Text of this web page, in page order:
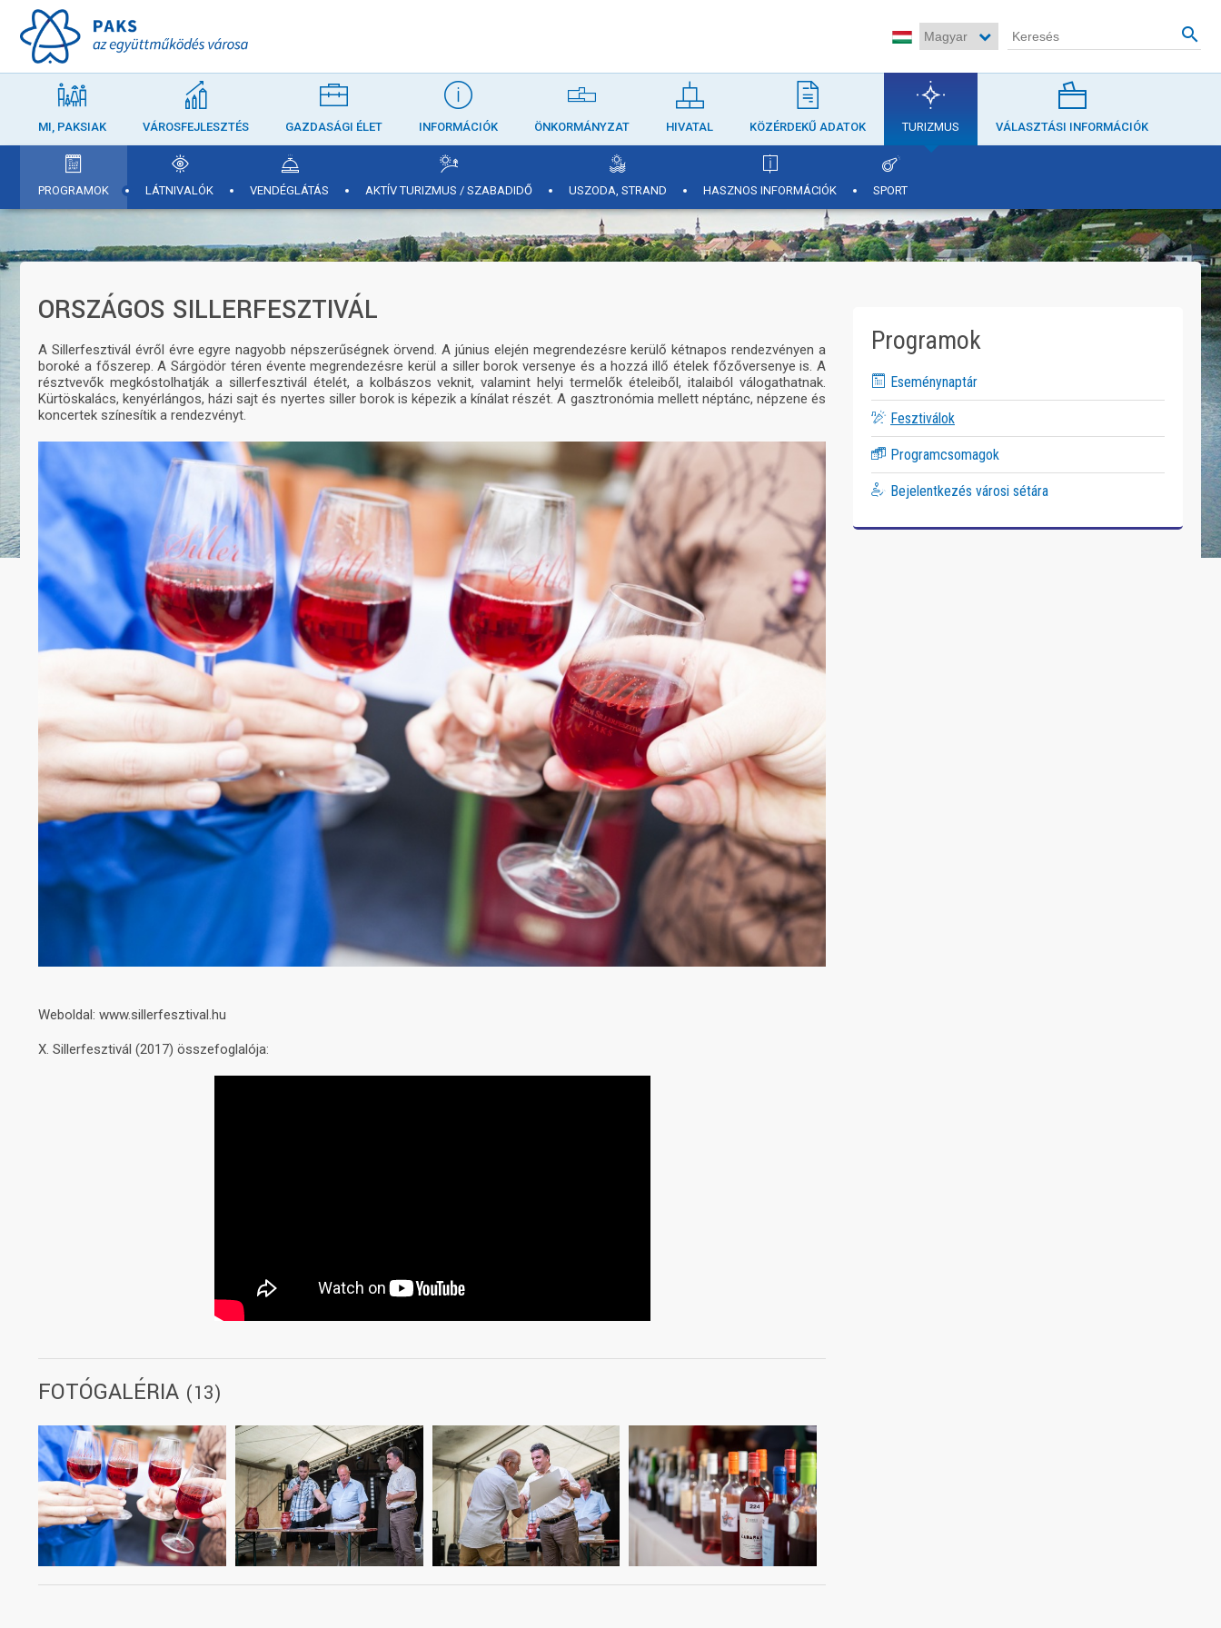
search
MI, PAKSIAK VÁROSFEJLESZTÉS GAZDASÁGI ÉLET INFORMÁCIÓK ÖNKORMÁNYZAT HIVATAL KÖZÉRDEKŰ ADATOK TURIZMUS VÁLASZTÁSI INFORMÁCIÓK
PROGRAMOK LÁTNIVALÓK VENDÉGLÁTÁS AKTÍV TURIZMUS / SZABADIDŐ USZODA, STRAND HASZNOS INFORMÁCIÓK SPORT
ORSZÁGOS SILLERFESZTIVÁL
A Sillerfesztivál évről évre egyre nagyobb népszerűségnek örvend. A június elején megrendezésre kerülő kétnapos rendezvényen a
boroké a főszerep. A Sárgödör téren évente megrendezésre kerül a siller borok versenye és a hozzá illő ételek főzőversenye is. A
résztvevők megkóstolhatják a sillerfesztivál ételét, a kolbászos veknit, valamint helyi termelők ételeiből, italaiból válogathatnak.
Kürtöskalács, kenyérlángos, házi sajt és nyertes siller borok is képezik a kínálat részét. A gasztronómia mellett néptánc, népzene és
koncertek színesítik a rendezvényt.
Weboldal: www.sillerfesztival.hu
X. Sillerfesztivál (2017) összefoglalója:
FOTÓGALÉRIA (13)
Programok
Eseménynaptár
Fesztiválok
Programcsomagok
Bejelentkezés városi sétára